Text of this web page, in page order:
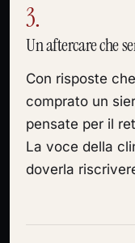
3.
Un aftercare che
Con risposte
comprato un
pensate per il
La voce della
doverla